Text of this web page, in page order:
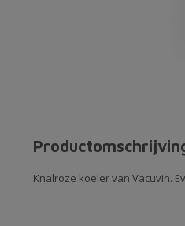
Knalroze koeler van Vacuvin.